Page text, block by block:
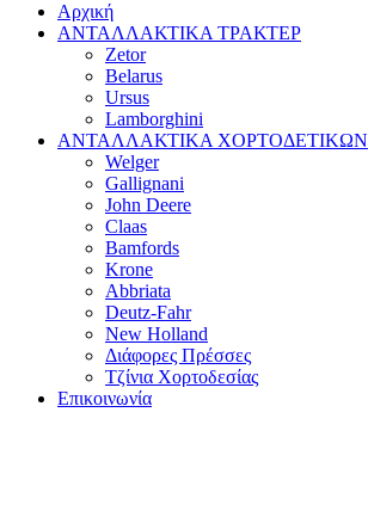
Αρχική
ΑΝΤΑΛΛΑΚΤΙΚΑ ΤΡΑΚΤΕΡ
Zetor
Belarus
Ursus
Lamborghini
ΑΝΤΑΛΛΑΚΤΙΚΑ ΧΟΡΤΟΔΕΤΙΚΩΝ
Welger
Gallignani
John Deere
Claas
Bamfords
Krone
Abbriata
Deutz-Fahr
New Holland
Διάφορες Πρέσσες
Τζίνια Χορτοδεσίας
Επικοινωνία